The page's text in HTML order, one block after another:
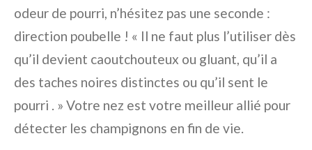
odeur de pourri, n’hésitez pas une seconde :
direction poubelle ! « Il ne faut plus l’utiliser dès
qu’il devient caoutchouteux ou gluant, qu’il a
des taches noires distinctes ou qu’il sent le
pourri . » Votre nez est votre meilleur allié pour
détecter les champignons en fin de vie.